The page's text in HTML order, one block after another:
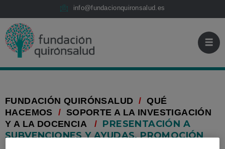
Saltar al contenido
Quirónsalud
al
contenido
info@fundacionquironsalud.es
FUNDACIÓN QUIRÓNSALUD /QUÉ
HACEMOS / SOPORTE A LA INVESTIGACIÓN
Y A LA DOCENCIA
/ PRESENTACIÓN A
SUBVENCIONES Y AYUDAS, PROMOCIÓN